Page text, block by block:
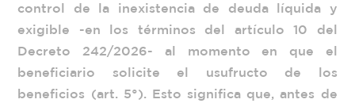
control de la inexistencia de deuda líquida y
exigible -en los términos del artículo 10 del
Decreto 242/2026- al momento en que el
beneficiario solicite el usufructo de los
beneficios (art. 5°). Esto significa que, antes de